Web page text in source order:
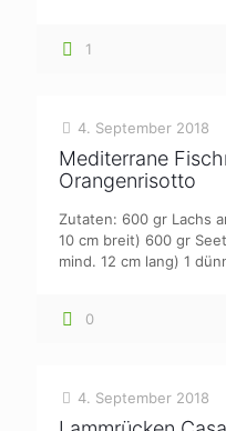
1
4. September 2018
Mediterrane
Orangenrisotto
Zutaten: 600 gr Lachs
10 cm breit) 600 gr
mind. 12 cm lang) 1
0
4. September 2018